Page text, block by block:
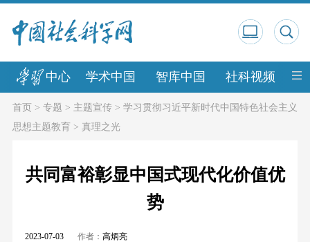
中心 学术中国 智库中国 社科视频 中
首页> 专题 > 主题宣传> 学习贯彻习近平新时代中国特色社会主义
思想主题教育> 真理之光
共同富裕彰显中国式现代化价值优
势
2023-07-03 作者： 高炳亮